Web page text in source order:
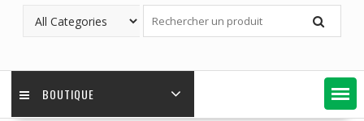
BOUTIQUE